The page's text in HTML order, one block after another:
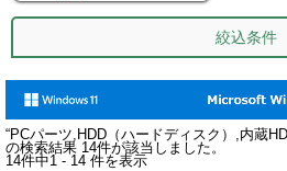
絞込条件
“PCパーツ,HDD（ハードディスク）,内蔵
の検索結果 14件が該当しました。
14件中1 - 14 件を表示